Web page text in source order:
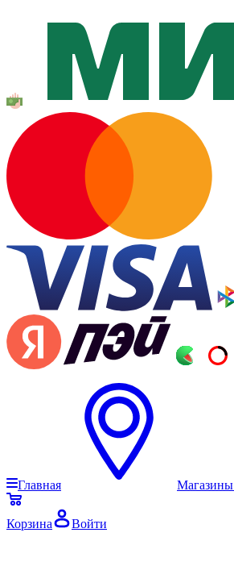
Главная Магазины
Корзина Войти